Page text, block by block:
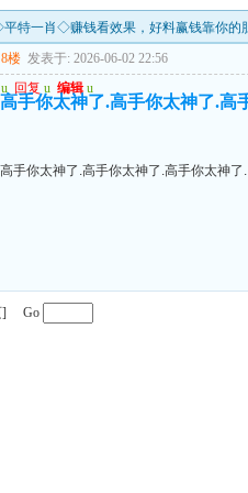
特一肖◇赚钱看效果，好料赢钱靠你的
8楼 发表于: 2026-06-02 22:56
u 回复 u 编辑 u
高手你太神了.高手你太神了.高
高手你太神了.高手你太神了.高手你太神了.
] Go